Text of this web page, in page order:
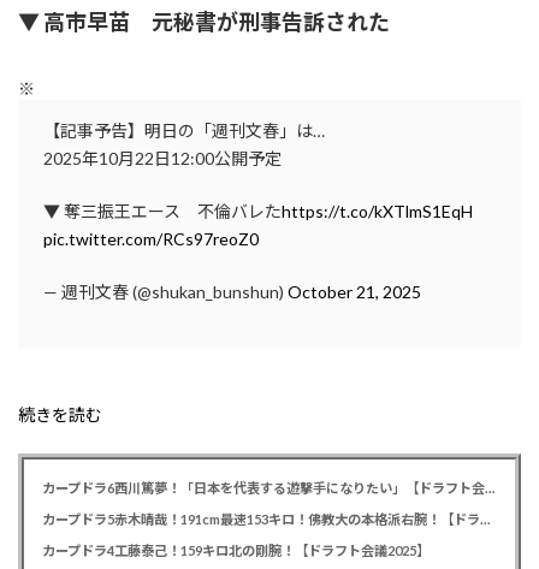
▼ 高市早苗 元秘書が刑事告訴された
※
【記事予告】明日の「週刊文春」は…
2025年10月22日12:00公開予定
▼ 奪三振王エース 不倫バレたhttps://t.co/kXTlmS1EqH
pic.twitter.com/RCs97reoZ0
— 週刊文春 (@shukan_bunshun) October 21, 2025
続きを読む
カープドラ6西川篤夢！「日本を代表する遊撃手になりたい」【ドラフト会議2025】
カープドラ5赤木晴哉！191cm最速153キロ！佛教大の本格派右腕！【ドラフト会議2025】
カープドラ4工藤泰己！159キロ北の剛腕！【ドラフト会議2025】